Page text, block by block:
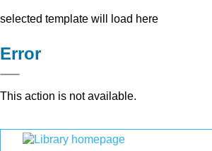
selected template will load here
Error
This action is not available.